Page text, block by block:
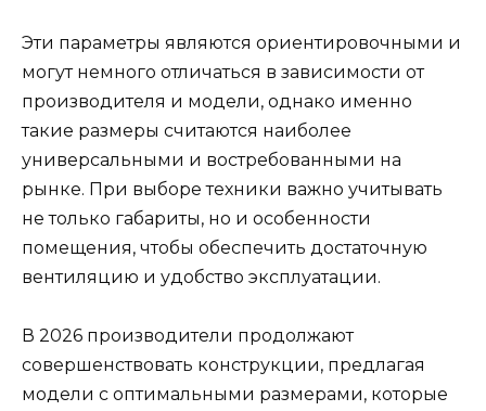
Эти параметры являются ориентировочными и
могут немного отличаться в зависимости от
производителя и модели, однако именно
такие размеры считаются наиболее
универсальными и востребованными на
рынке. При выборе техники важно учитывать
не только габариты, но и особенности
помещения, чтобы обеспечить достаточную
вентиляцию и удобство эксплуатации.
В 2026 производители продолжают
совершенствовать конструкции, предлагая
модели с оптимальными размерами, которые